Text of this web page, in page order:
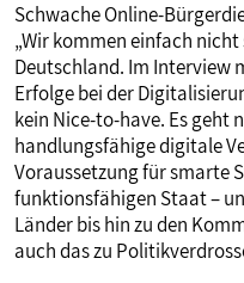
Schwache Online-
„Wir kommen einfach
Deutschland. Im Interview
Erfolge bei der
kein Nice-to-have. Es geht
handlungsfähige digitale
Voraussetzung für smarte
funktionsfähigen Staat –
Länder bis hin zu den
auch das zu